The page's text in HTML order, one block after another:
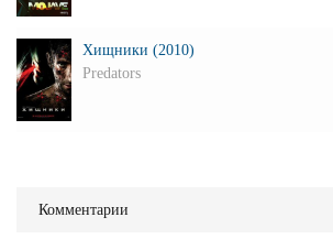
Хищники (2010)
Predators
Комментарии